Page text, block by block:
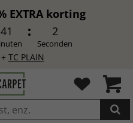
EXTRA korting
40 60
Seconden
+ TC PLAIN